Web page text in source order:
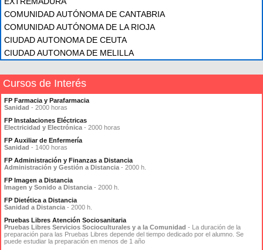
COMUNIDAD AUTÓNOMA DE CANTABRIA
COMUNIDAD AUTÓNOMA DE LA RIOJA
CIUDAD AUTONOMA DE CEUTA
CIUDAD AUTONOMA DE MELILLA
Cursos de Interés
FP Farmacia y Parafarmacia
Sanidad - 2000 horas
FP Instalaciones Eléctricas
Electricidad y Electrónica - 2000 horas
FP Auxiliar de Enfermería
Sanidad - 1400 horas
FP Administración y Finanzas a Distancia
Administración y Gestión a Distancia - 2000 h.
FP Imagen a Distancia
Imagen y Sonido a Distancia - 2000 h.
FP Dietética a Distancia
Sanidad a Distancia - 2000 h.
Pruebas Libres Atención Sociosanitaria
Pruebas Libres Servicios Socioculturales y a la Comunidad - La duración de la
preparación para las Pruebas Libres depende del tiempo dedicado por el alumno. Se
puede estudiar la preparación en menos de 1 año